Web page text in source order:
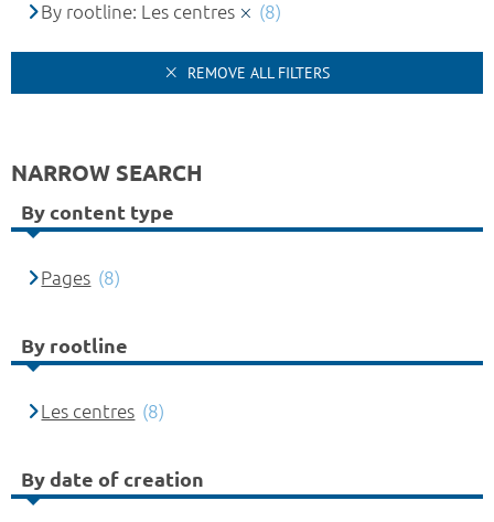
By rootline: Les centres
(8)
REMOVE ALL FILTERS
NARROW SEARCH
By content type
Pages (8)
By rootline
Les centres (8)
By date of creation